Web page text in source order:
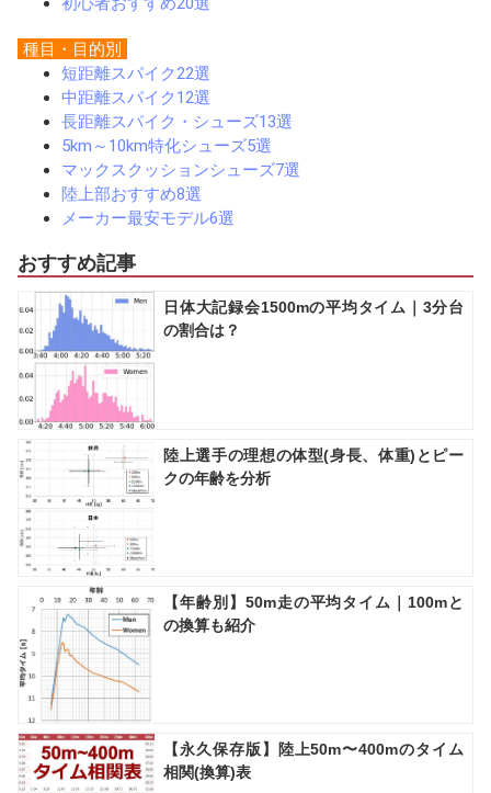
種目・目的別
短距離スパイク22選
中距離スパイク12選
長距離スパイク・シューズ13選
5km～10km特化シューズ5選
マックスクッションシューズ7選
陸上部おすすめ8選
メーカー最安モデル6選
おすすめ記事
日体大記録会1500mの平均タイム｜3分台
の割合は？
陸上選手の理想の体型(身長、体重)とピー
クの年齢を分析
【年齢別】50m走の平均タイム｜100mと
の換算も紹介
【永久保存版】陸上50m〜400mのタイム
相関(換算)表